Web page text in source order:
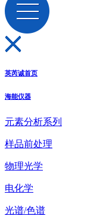
英芮诚首页
海能仪器
元素分析系列
样品前处理
物理光学
电化学
光谱/色谱